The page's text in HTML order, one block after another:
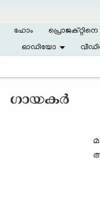
ഹോം പ്രൊജക്റ്റിനെ
ഓഡിയോ
ഗായകര്‍